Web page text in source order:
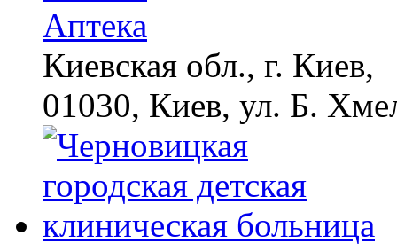
Аптека
Киевская обл., г. Киев,
01030, Киев, ул. Б.